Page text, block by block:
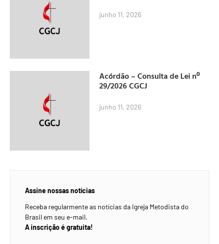
junho 11, 2026
Acórdão – Consulta de Lei nº
29/2026 CGCJ
junho 11, 2026
Assine nossas notícias
Receba regularmente as notícias da Igreja Metodista do
Brasil em seu e-mail.
A inscrição é gratuita!